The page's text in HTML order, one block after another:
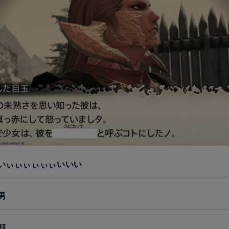
ぃぃぃぃぃぃいいい